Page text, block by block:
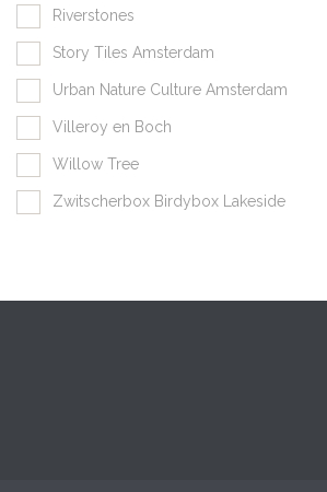
Riverstones
Story Tiles Amsterdam
Urban Nature Culture Amsterdam
Villeroy en Boch
Willow Tree
Zwitscherbox Birdybox Lakeside